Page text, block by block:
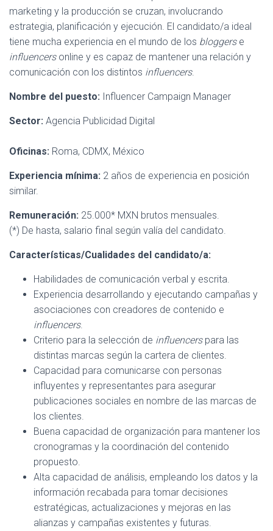
marketing y la producción se cruzan, involucrando
estrategia, planificación y ejecución. El candidato/a ideal
tiene mucha experiencia en el mundo de los bloggerse
influencersonline y es capaz de mantener una relación y
comunicación con los distintos influencers.
Nombre del puesto: Influencer Campaign Manager
Sector: Agencia Publicidad Digital
Oficinas: Roma, CDMX, México
Experiencia mínima: 2 años de experiencia en posición
similar.
Remuneración: 25.000* MXN brutos mensuales.
(*) De hasta, salario final según valía del candidato.
Características/Cualidades del candidato/a:
Habilidades de comunicación verbal y escrita.
Experiencia desarrollando y ejecutando campañas y
asociaciones con creadores de contenido e
influencers.
Criterio para la selección de influencerspara las
distintas marcas según la cartera de clientes.
Capacidad para comunicarse con personas
influyentes y representantes para asegurar
publicaciones sociales en nombre de las marcas de
los clientes.
Buena capacidad de organización para mantener los
cronogramas y la coordinación del contenido
propuesto.
Alta capacidad de análisis, empleando los datos y la
información recabada para tomar decisiones
estratégicas, actualizaciones y mejoras en las
alianzas y campañas existentes y futuras.